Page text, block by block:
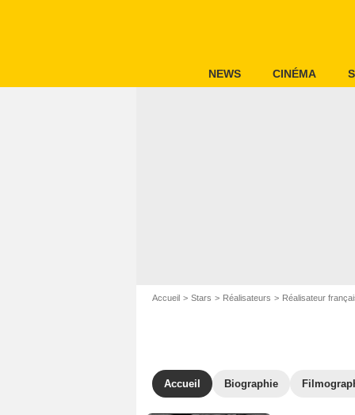
NEWS CINÉMA
Accueil Stars Réalisateurs Réalisateur
Accueil Biographie